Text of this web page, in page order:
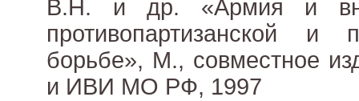
В.Н. и др. «Армия и
противопартизанской и
борьбе», М., совместное
и ИВИ МО РФ, 1997